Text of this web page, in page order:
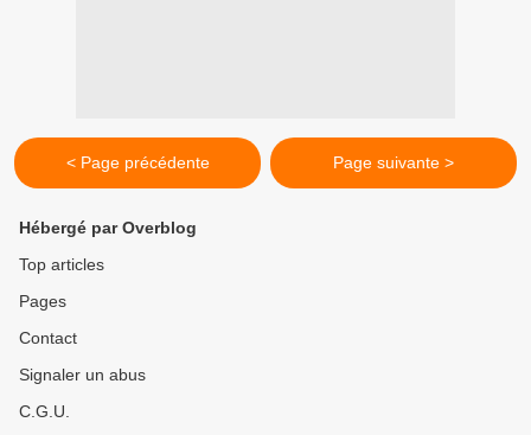
< Page précédente Page suivante >
Hébergé par Overblog
Top articles
Pages
Contact
Signaler un abus
C.G.U.